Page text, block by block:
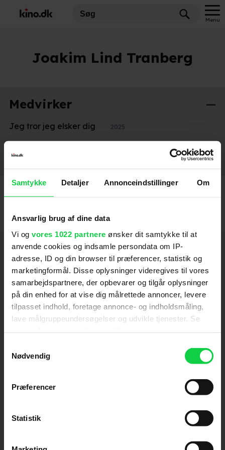
Samtykke Detaljer Annonceindstillinger Om
Ansvarlig brug af dine data
Vi og vores 1022 partnere ønsker dit samtykke til at
anvende cookies og indsamle persondata om IP-
adresse, ID og din browser til præferencer, statistik og
marketingformål. Disse oplysninger videregives til vores
samarbejdspartnere, der opbevarer og tilgår oplysninger
på din enhed for at vise dig målrettede annoncer, levere
tilpasset indhold, foretage annonce- og indholdsmåling,
lave målgruppeundersøgelser og udvikle tjenester. Se
tilbage eller ændre indstillinger fra vores
"Cookiedeklaration", eller ved at trykke på "Privacy
Indsamle præcise oplysninger om din placering,
Identificere din enhed baseret på en scanning af
Nødvendig
Præferencer
Statistik
Menu
Joakim Lind Tranberg
Medvirker
Jeg tror jeg elsker dig 2025
Stemmer
Super Mario Galaxy Filmen 2026
Hold dig opdateret
Send
Ved tilmelding accepterer jeg samtidig
Kino.dks Markedsføringssamtykke